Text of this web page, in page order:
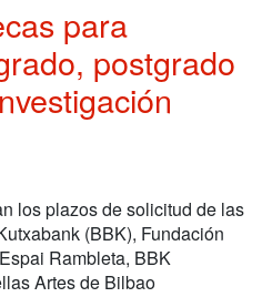
para
postgrado
los plazos de solicitud de las
(BBK), Fundación
Rambleta, BBK
Artes de Bilbao